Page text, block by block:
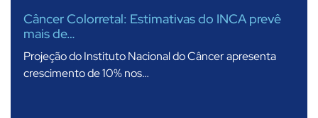
Câncer Colorretal: Estimativas do INCA prevê
mais de…
Projeção do Instituto Nacional do Câncer apresenta
crescimento de 10% nos…